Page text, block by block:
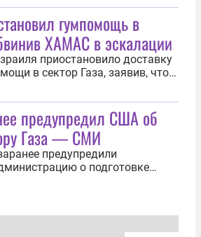
гумпомощь в
ХАМАС в эскалации
приостановило доставку
в сектор Газа, заявив, что
ХАМАС нарушает
эскалацию
этом 19 октября сообщил
принял решение
гуманитарной помощи в
предупредил США об
Газа — СМИ
предупредили
о подготовке
сектора Газа. Об этом 19
на источники сообщает
о предстоящих ударах через